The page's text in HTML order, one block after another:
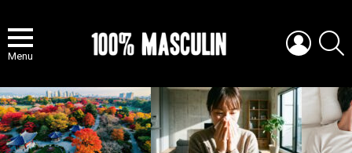
Menu
LOGIN
MOST
VIEWED
STORIES